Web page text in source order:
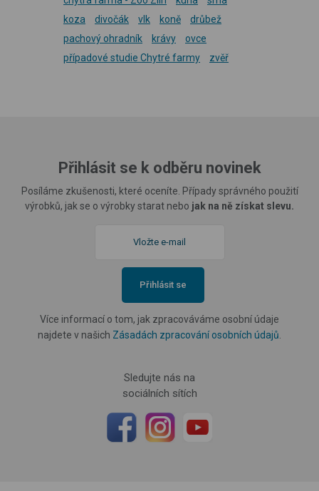
koza
divočák vlk koně
drůbež
pachový ohradník
krávy
ovce
případové studie Chytré farmy
zvěř
Přihlásit se k odběru novinek
Posíláme zkušenosti, které oceníte. Případy správného použití
výrobků, jak se o výrobky starat nebo jak na ně získat slevu.
Přihlásit se
Více informací o tom, jak zpracováváme osobní údaje
najdete v našich Zásadách zpracování osobních údajů
Sledujte nás na
sociálních sítích